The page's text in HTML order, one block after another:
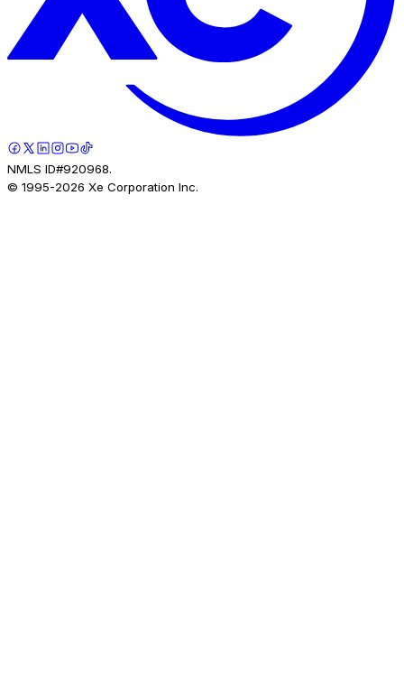
NMLS ID#920968.
© 1995-2026 Xe Corporation Inc.